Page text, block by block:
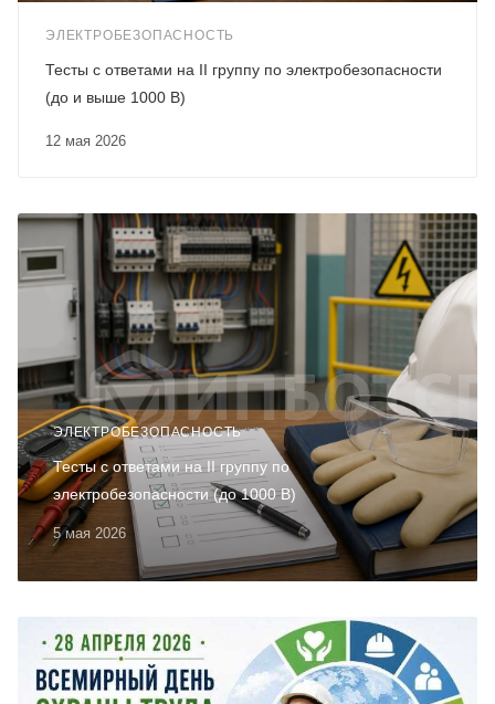
ЭЛЕКТРОБЕЗОПАСНОСТЬ
12 мая 2026
Тесты с ответами на II группу по электробезопасности
(до и выше 1000 В)
ЭЛЕКТРОБЕЗОПАСНОСТЬ
5 мая 2026
Тесты с ответами на II группу по
электробезопасности (до 1000 В)